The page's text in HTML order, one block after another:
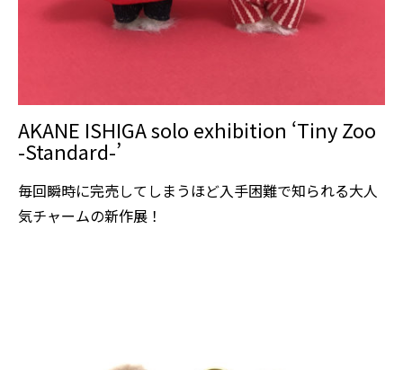
AKANE ISHIGA solo exhibition ‘Tiny Zoo
-Standard-’
毎回瞬時に完売してしまうほど入手困難で知られる大人
気チャームの新作展！